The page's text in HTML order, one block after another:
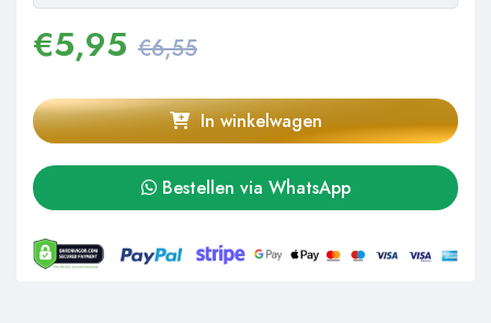
€5,95 €6,55
In winkelwagen
Bestellen via WhatsApp